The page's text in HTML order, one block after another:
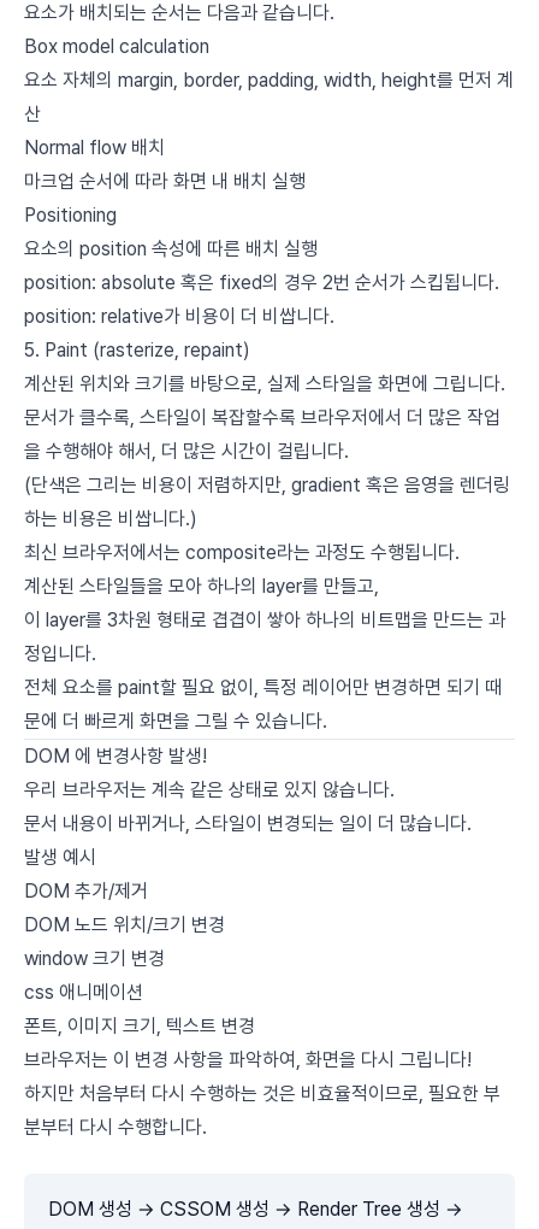
요소가 배치되는 순서는 다음과 같습니다.
Box model calculation
요소 자체의 margin, border, padding, width, height를 먼저 계
산
Normal flow 배치
마크업 순서에 따라 화면 내 배치 실행
Positioning
요소의 position 속성에 따른 배치 실행
position: absolute 혹은 fixed의 경우 2번 순서가 스킵됩니다.
position: relative가 비용이 더 비쌉니다.
5. Paint (rasterize, repaint)
계산된 위치와 크기를 바탕으로, 실제 스타일을 화면에 그립니다.
문서가 클수록, 스타일이 복잡할수록 브라우저에서 더 많은 작업
을 수행해야 해서, 더 많은 시간이 걸립니다.
(단색은 그리는 비용이 저렴하지만, gradient 혹은 음영을 렌더링
하는 비용은 비쌉니다.)
최신 브라우저에서는 composite라는 과정도 수행됩니다.
계산된 스타일들을 모아 하나의 layer를 만들고,
이 layer를 3차원 형태로 겹겹이 쌓아 하나의 비트맵을 만드는 과
정입니다.
전체 요소를 paint할 필요 없이, 특정 레이어만 변경하면 되기 때
문에 더 빠르게 화면을 그릴 수 있습니다.
DOM 에 변경사항 발생!
우리 브라우저는 계속 같은 상태로 있지 않습니다.
문서 내용이 바뀌거나, 스타일이 변경되는 일이 더 많습니다.
발생 예시
DOM 추가/제거
DOM 노드 위치/크기 변경
window 크기 변경
css 애니메이션
폰트, 이미지 크기, 텍스트 변경
브라우저는 이 변경 사항을 파악하여, 화면을 다시 그립니다!
하지만 처음부터 다시 수행하는 것은 비효율적이므로, 필요한 부
분부터 다시 수행합니다.
DOM 생성 → CSSOM 생성 → Render Tree 생성 →